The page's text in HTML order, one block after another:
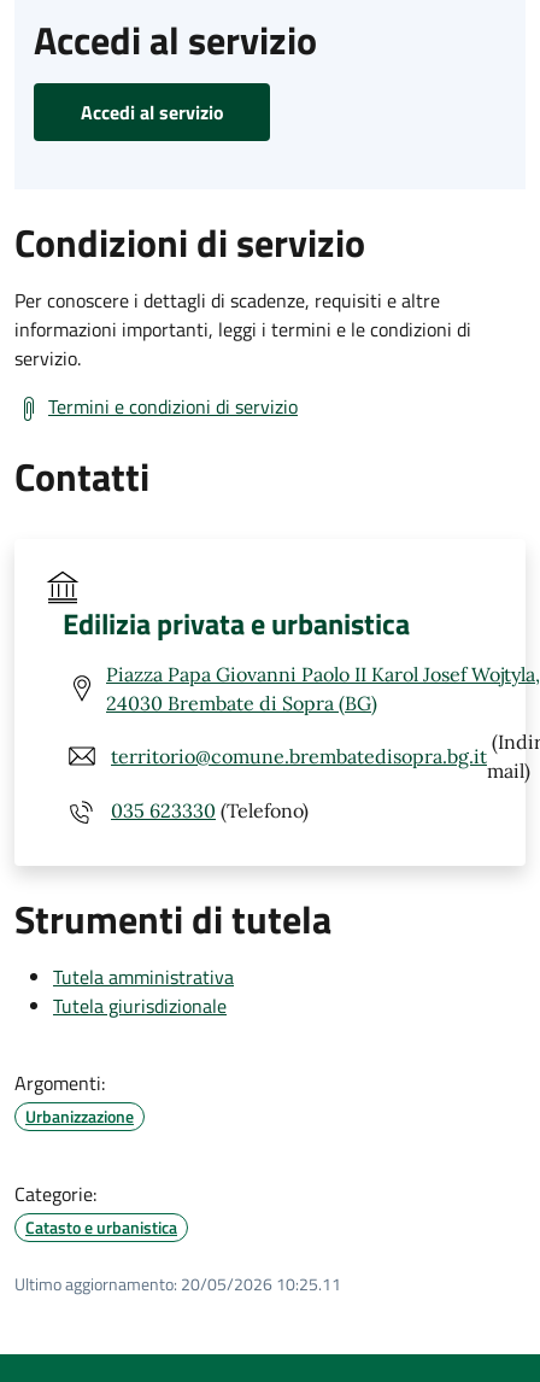
Accedi al servizio
Accedi al servizio
Condizioni di servizio
Per conoscere i dettagli di scadenze, requisiti e altre
informazioni importanti, leggi i termini e le condizioni di
servizio.
Termini e condizioni di servizio
Contatti
Edilizia privata e urbanistica
Piazza Papa Giovanni Paolo II Karol Josef
24030 Brembate di Sopra (BG)
territorio@comune.brembatedisopra.bg.it
mail)
035 623330 (Telefono)
Strumenti di tutela
Tutela amministrativa
Tutela giurisdizionale
Argomenti:
Urbanizzazione
Categorie:
Catasto e urbanistica
Ultimo aggiornamento: 20/05/2026 10:25.11